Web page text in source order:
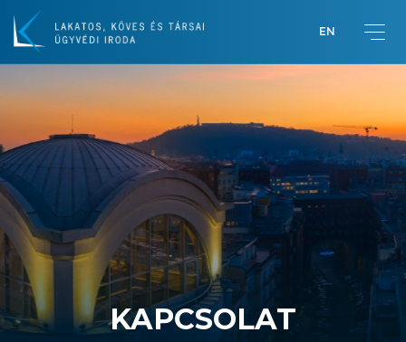
EN
Üdvözlet Lakatos Pétertől
Bemutatkozás
KAPCSOLAT